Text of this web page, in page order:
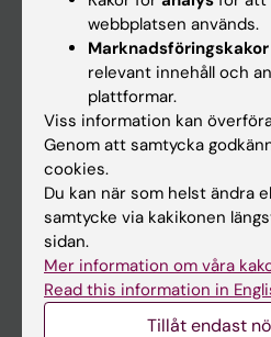
Schema
Studentmejlen
Kurs- och programwebbar
Student på KI
webbplatsen används.
Marknadsföringskakor
relevant innehåll och
plattformar.
Viss information kan
Genom att samtycka
cookies.
Du kan när som helst ändra
samtycke via kakikonen
sidan.
Mer information om våra
Read this information in
Tillåt endast